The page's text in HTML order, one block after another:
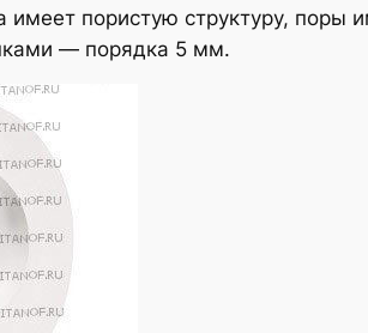
имеет пористую структуру,
— порядка 5 мм.